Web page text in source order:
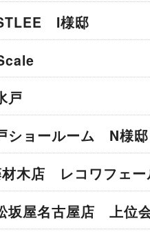
I様邸
戸
ショールーム N様邸
材木店 レコワフェー
坂屋名古屋店 上位